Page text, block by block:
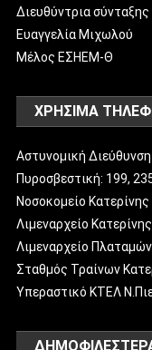
Διευθύντρια σύνταξης
Ευαγγελία Μιχωλού
Μέλος ΕΣΗΕΜ-Θ
ΧΡΗΣΙΜΑ
Αστυνομική
Πυροσβεστική: 199,
Νοσοκομείο
Λιμεναρχείο
Λιμεναρχείο
Σταθμός Τραίνων
Υπεραστικό ΚΤΕΛ